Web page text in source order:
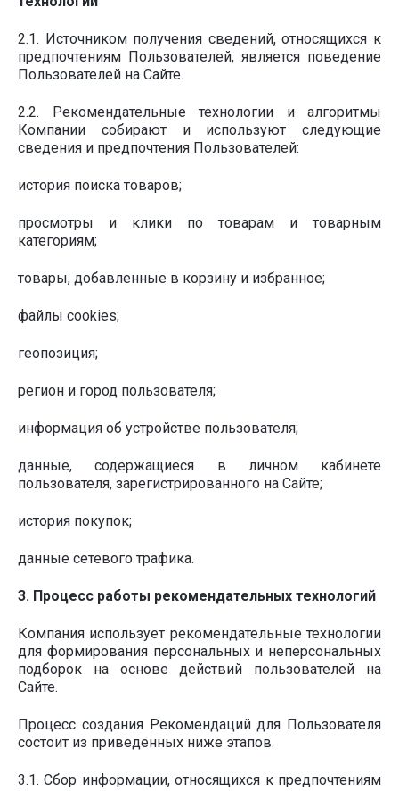
2.1. Источником получения сведений, относящихся к
предпочтениям Пользователей, является поведение
Пользователей на Сайте.
2.2. Рекомендательные технологии и алгоритмы
Компании собирают и используют следующие
сведения и предпочтения Пользователей:
история поиска товаров;
просмотры и клики по товарам и товарным
категориям;
товары, добавленные в корзину и избранное;
файлы cookies;
геопозиция;
регион и город пользователя;
информация об устройстве пользователя;
данные, содержащиеся в личном кабинете
пользователя, зарегистрированного на Сайте;
история покупок;
данные сетевого трафика.
3. Процесс работы рекомендательных технологий
Компания использует рекомендательные технологии
для формирования персональных и неперсональных
подборок на основе действий пользователей на
Сайте.
Процесс создания Рекомендаций для Пользователя
состоит из приведённых ниже этапов.
3.1. Сбор информации, относящихся к предпочтениям